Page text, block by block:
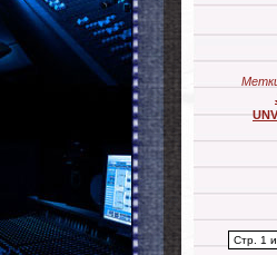
Стр. 1